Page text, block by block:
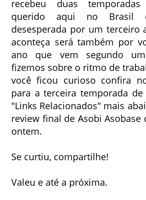
recebeu duas
querido aqui no Brasil
desesperada por um terceiro
aconteça será também por
ano que vem segundo
fizemos sobre o ritmo de
você ficou curioso confira
para a terceira temporada
"Links Relacionados" mais
review final de Asobi Asobase
ontem.
Se curtiu, compartilhe!
Valeu e até a próxima.